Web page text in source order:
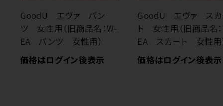
GoodU エヴァ パン
ツ 女性用（旧商品名：W-
EA パンツ 女性用）
価格はログイン後表示
GoodU エヴァ スカ
ト 女性用（旧商品名
EA スカート 女性用
価格はログイン後表示